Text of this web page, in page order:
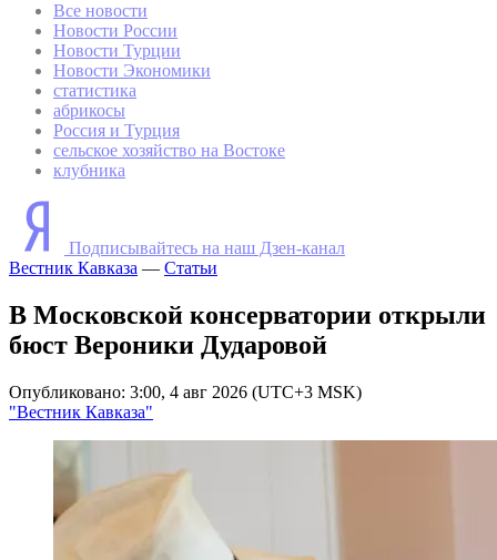
Все новости
Новости России
Новости Турции
Новости Экономики
статистика
абрикосы
Россия и Турция
сельское хозяйство на Востоке
клубника
Подписывайтесь на наш Дзен-канал
Вестник Кавказа — Статьи
В Московской консерватории открыли
бюст Вероники Дударовой
Опубликовано: 3:00, 4 авг 2026 (UTC+3 MSK)
"Вестник Кавказа"